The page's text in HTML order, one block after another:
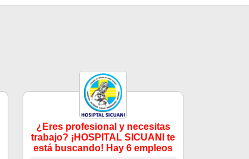
¿Eres profesional y necesitas
trabajo? ¡HOSPITAL SICUANI te
está buscando! Hay 6 empleos